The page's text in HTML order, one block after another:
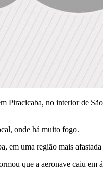
Piracicaba, no interior de
onde há muito fogo.
uma região mais
que a aeronave caiu em